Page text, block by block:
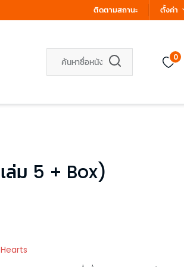
ติดตามสถานะ ตั้งค่า
0
ล่ม 5 + Box)
Hearts